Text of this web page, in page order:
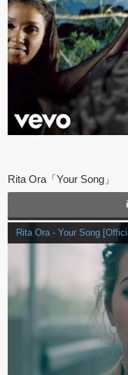
Rita Ora「Your Song」
Rita Ora - Your Song